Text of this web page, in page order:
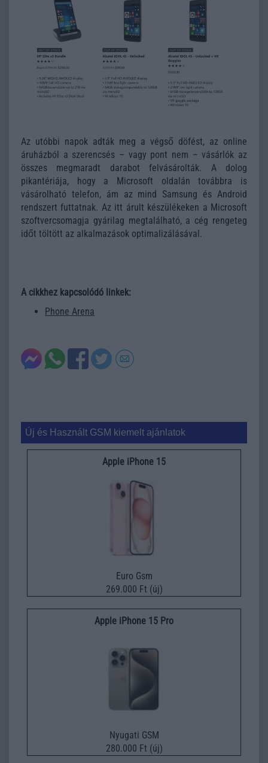
Az utóbbi napok adták meg a végső döfést, az online
áruházból a szerencsés – vagy pont nem – vásárlók az
összes megmaradt darabot felvásárolták. A dolog
pikantériája, hogy a Microsoft oldalán továbbra is
vásárolható telefon, ám az mind Samsung és Android
rendszert futtatnak. Az itt árult készülékeken a Microsoft
szoftvercsomagja gyárilag megtalálható, a cég rengeteg
időt töltött az alkalmazások optimalizálásával.
A cikkhez kapcsolódó linkek:
Phone Arena
Új és Használt GSM kiemelt ajánlatok
Apple iPhone 15
Euro Gsm
269.000 Ft (új)
Apple iPhone 15 Pro
Nyugati GSM
280.000 Ft (új)